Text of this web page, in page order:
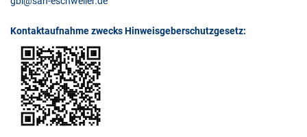
Kontaktaufnahme zwecks Hinweisgeberschutzgesetz: